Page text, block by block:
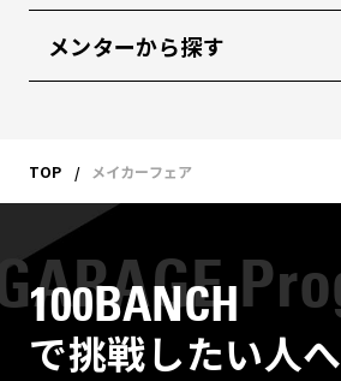
メンターから探す
TOP メイカーフェア
100BANCH
で挑戦したい人へ